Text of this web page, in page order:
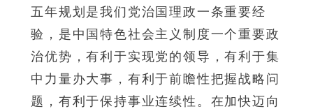
五年规划是我们党治国理政一条重要经
验，是中国特色社会主义制度一个重要政
治优势，有利于实现党的领导，有利于集
中力量办大事，有利于前瞻性把握战略问
题，有利于保持事业连续性。在加快迈向